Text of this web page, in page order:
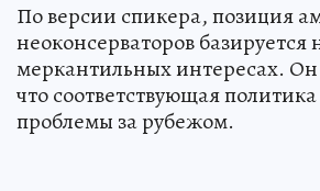
По версии спикера, позиция
неоконсерваторов базируется
меркантильных интересах.
что соответствующая политика
проблемы за рубежом.